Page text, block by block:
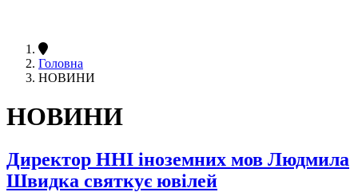
Головна
НОВИНИ
НОВИНИ
Директор ННІ іноземних мов Людмила
Швидка святкує ювілей